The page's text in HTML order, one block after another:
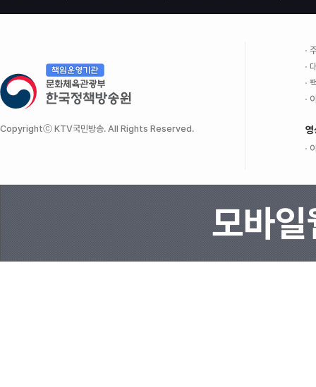
Copyrightⓒ KTV국민방송. All Rights Reserved. 영
모바